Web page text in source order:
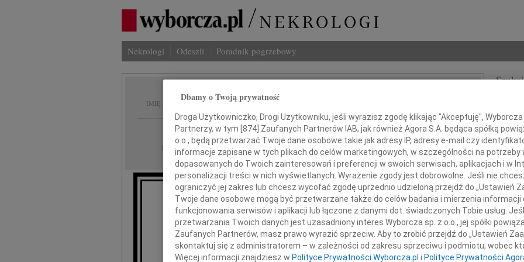
Nekrologi Odeszli Poradnik pogrzebowy
IMIĘ I NAZWISKO: Tadeusz Koziak
REGION: Katowice
DATA EMISJI: 09.09.2010
Ludzie szlachetni odchodzą,
otoczeni wdzięczną pamięcią żywych
Pogrążeni w wielkim bólu zawiadamiamy,
że dnia 1 września 2010 roku odszedł od nas
INNE
Z
W
Z
Dbamy o Twoją prywatność
Droga Użytkowniczko, Drogi Użytkowniku, jeśli wyrazisz zgodę klikając "Akceptuję",
Partnerzy, w tym [ 874 ] Zaufanych Partnerów IAB, jak również Agora S.A. będąca spółką
o.o., będą przetwarzać Twoje dane osobowe takie jak adresy IP, adresy e-mail czy
informacje zapisane w tych plikach do celów marketingowych, w szczególności na potrzeby
dopasowanych do Twoich zainteresowań i preferencji w swoich serwisach, aplikacjach i w
personalizacji treści w nich wyświetlanych. Wyrażenie zgody jest dobrowolne. Jeśli nie
ograniczyć jej zakres lub chcesz wycofać zgodę uprzednio udzieloną przejdź do „Ustawień
Twoje dane osobowe mogą być przetwarzane także do celów badania i mierzenia
funkcjonowania serwisów i aplikacji lub łączone z danymi dot. świadczonych Tobie usług.
przetwarzania Twoich danych jest uzasadniony interes Wyborcza sp. z o.o., jej spółki
Zaufanych Partnerów, masz prawo wyrazić sprzeciw. Aby to zrobić przejdź do „Ustawień
skontaktuj się z administratorem – w zależności od zakresu sprzeciwu i podmiotu, wobec
Więcej informacji znajdziesz w Polityce Prywatności Wyborcza.pl i Polityce Prywatności